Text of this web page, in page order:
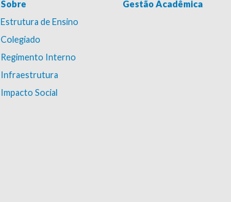
Sobre
Estrutura de Ensino
Colegiado
Regimento Interno
Infraestrutura
Impacto Social
Gestão Acadêmica